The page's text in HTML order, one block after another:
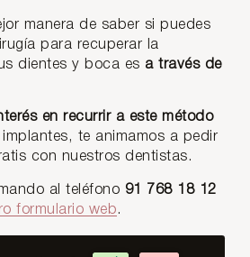
manera de saber si puedes
para recuperar la
dientes y boca es a través de
en recurrir a este método
te animamos a pedir
con nuestros dentistas.
al teléfono 91 768 18 12
formulario web.